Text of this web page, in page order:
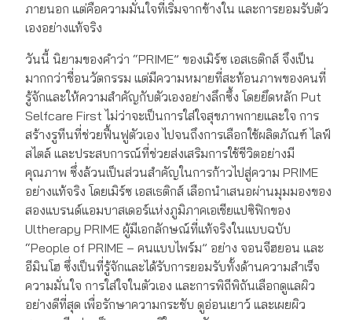
ภายนอก แต่คือความมั่นใจที่เริ่มจากข้างใน และการยอมรับตัว
เองอย่างแท้จริง
วันนี้ นิยามของคำว่า “PRIME” ของเมิร์ซ เอสเธติกส์ จึงเป็น
มากกว่าชื่อนวัตกรรม แต่มีความหมายที่สะท้อนภาพของคนที่
รู้จักและให้ความสำคัญกับตัวเองอย่างลึกซึ้ง โดยยึดหลัก Put
Selfcare First ไม่ว่าจะเป็นการใส่ใจสุขภาพกายและใจ การ
สร้างรูทีนที่ช่วยฟื้นฟูตัวเอง ไปจนถึงการเลือกใช้ผลิตภัณฑ์ ไลฟ์
สไตล์ และประสบการณ์ที่ช่วยส่งเสริมการใช้ชีวิตอย่างมี
คุณภาพ ซึ่งล้วนเป็นส่วนสำคัญในการก้าวไปสู่ความ PRIME
อย่างแท้จริง โดยเมิร์ซ เอสเธติกส์ เลือกนำเสนอผ่านมุมมองของ
สองแบรนด์แอมบาสเดอร์แห่งภูมิภาคเอเชียแปซิฟิกของ
Ultherapy PRIME ผู้มีเอกลักษณ์ที่แท้จริงในแบบฉบับ
“People of PRIME – คนแบบไพร์ม” อย่าง จอนจีฮยอน และ
อีมินโฮ ซึ่งเป็นที่รู้จักและได้รับการยอมรับทั้งด้านความสำเร็จ
ความมั่นใจ การใส่ใจในตัวเอง และการพิถีพิถันเลือกดูแลผิว
อย่างดีที่สุด เพื่อรักษาความกระชับ ดูอ่อนเยาว์ และเผยผิว